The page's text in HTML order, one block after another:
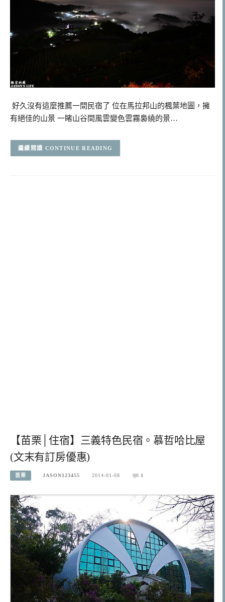
好久沒有這麼推薦一間民宿了 位在馬拉邦山的楓葉地圖，擁
有絕佳的山景 一睹山谷間風雲變色雲霧裊繞的景…
CONTINUE READING
【苗栗│住宿】三義特色民宿。慕哲哈比屋
(文末有訂房優惠)
苗栗 JASON123455 2014-01-08 1